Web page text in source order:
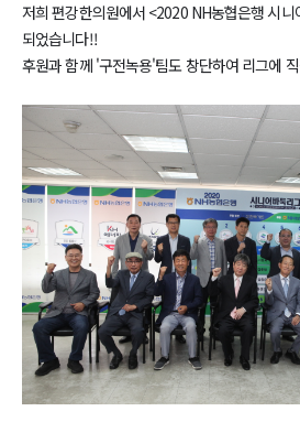
저희 편강한의원에서 <2020 NH농협은행 시
되었습니다!!
후원과 함께 '구전녹용'팀도 창단하여 리그에